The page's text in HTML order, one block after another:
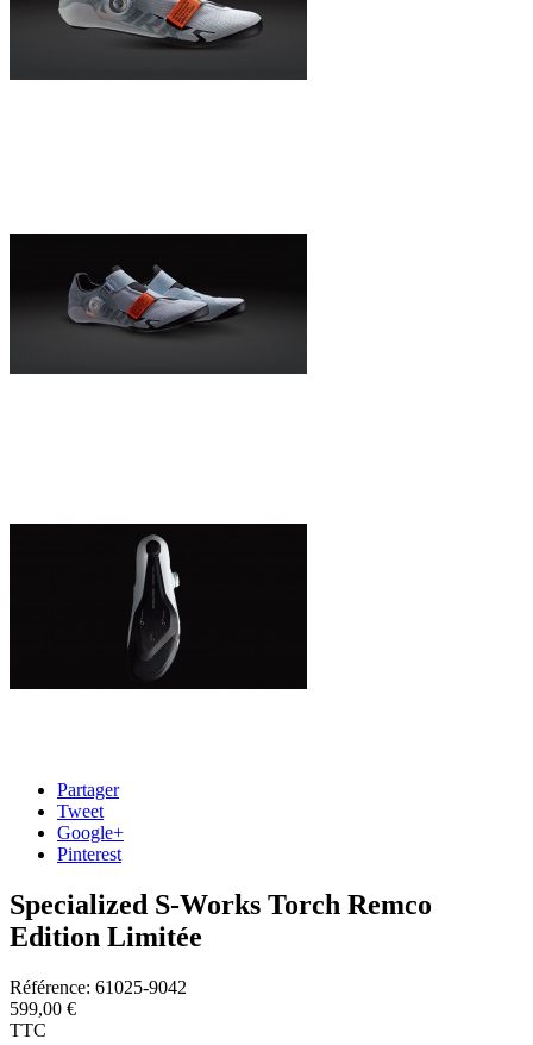
Partager
Tweet
Google+
Pinterest
Specialized S-Works Torch Remco
Edition Limitée
Référence: 61025-9042
599,00 €
TTC